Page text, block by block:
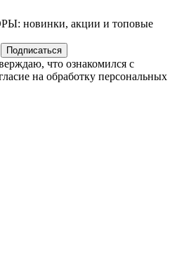
новинки, акции и топовые
Подписаться
что ознакомился с
на обработку персональных